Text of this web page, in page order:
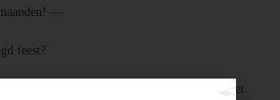
—
feest?
– snel geregeld via Druiventros.com, met